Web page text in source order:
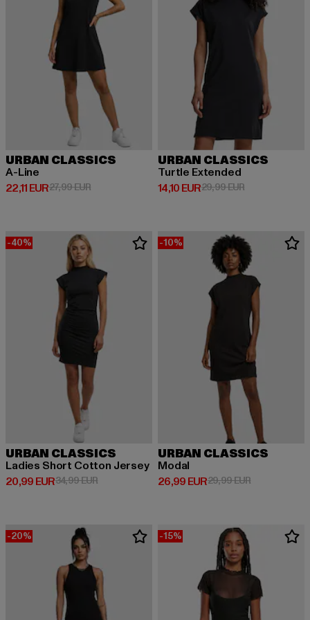
URBAN CLASSICS
A-Line
22,11 EUR
Derzeitiger Preis: 22,11 EUR
27,99 EURAktionspreis: 27,99 EUR
URBAN CLASSICS
Turtle Extended
14,10 EUR
Derzeitiger Preis: 14,10 EUR
29,99 EURAktionspreis:
-40%
URBAN CLASSICS
Ladies Short Cotton Jersey
20,99 EUR
Derzeitiger Preis: 20,99 EUR
34,99 EURAktionspreis: 34,99 EUR
-10%
URBAN CLASSICS
Modal
26,99 EUR
Derzeitiger Preis: 26,99 EUR
29,99 EURAktionspreis:
-20% -15%